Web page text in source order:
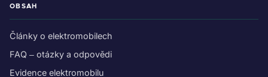
OBSAH
Články o elektromobilech
FAQ – otázky a odpovědi
Evidence elektromobilu